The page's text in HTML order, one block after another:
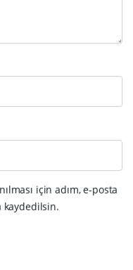
için adım, e-posta
kaydedilsin.